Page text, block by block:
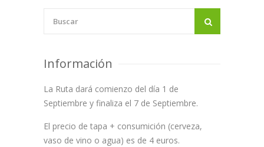
Información
La Ruta dará comienzo del día 1 de
Septiembre y finaliza el 7 de Septiembre.
El precio de tapa + consumición (cerveza,
vaso de vino o agua) es de 4 euros.